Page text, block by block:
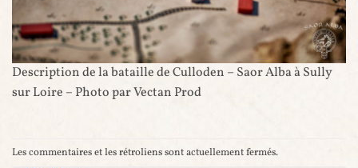
Description de la bataille de Culloden – Saor Alba à Sully
sur Loire – Photo par Vectan Prod
Les commentaires et les rétroliens sont actuellement fermés.